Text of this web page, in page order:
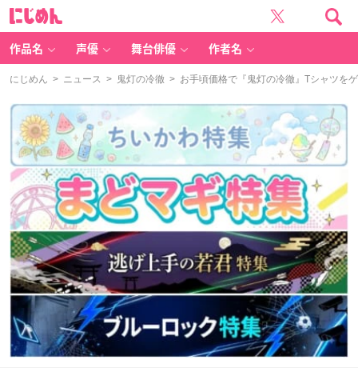
作品名 声優 舞台俳優 作者名
にじめん > ニュース > 鬼灯の冷徹 > お手頃価格で『鬼灯の冷徹』Tシャツを